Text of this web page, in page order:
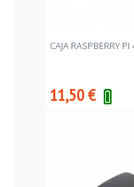
CAJA RASPBERRY
11,50€